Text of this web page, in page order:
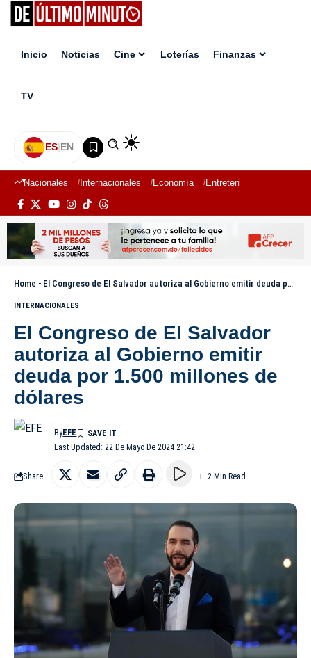
Inicio Noticias Cine Loterías Finanzas
TV
ES|EN
Nacionales Internacionales Economía Entretenimiento
Home - El Congreso de El Salvador autoriza al Gobierno emitir deuda por 1.500 millones de dólares
INTERNACIONALES
El Congreso de El Salvador
autoriza al Gobierno emitir
deuda por 1.500 millones de
dólares
Last Updated: 22 De Mayo De 2024 21:42
ByEFE
Share 2 Min Read